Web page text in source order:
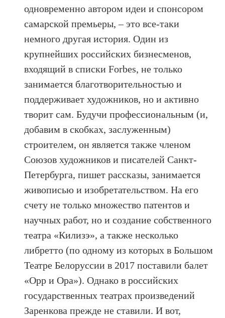
одновременно автором идеи и спонсором
самарской премьеры, – это все-таки
немного другая история. Один из
крупнейших российских бизнесменов,
входящий в списки Forbes, не только
занимается благотворительностью и
поддерживает художников, но и активно
творит сам. Будучи профессиональным (и,
добавим в скобках, заслуженным)
строителем, он является также членом
Союзов художников и писателей Санкт-
Петербурга, пишет рассказы, занимается
живописью и изобретательством. На его
счету не только множество патентов и
научных работ, но и создание собственного
театра «Килизэ», а также несколько
либретто (по одному из которых в Большом
Театре Белоруссии в 2017 поставили балет
«Орр и Ора»). Однако в российских
государственных театрах произведений
Заренкова прежде не ставили. И вот,